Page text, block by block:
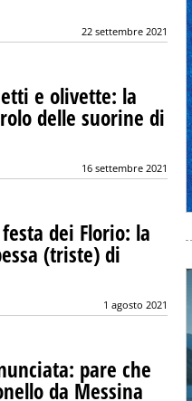
22 settembre 2021
e olivette: la
delle suorine di
16 settembre 2021
dei Florio: la
(triste) di
1 agosto 2021
pare che
da Messina